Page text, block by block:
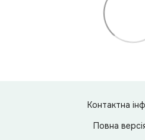
Контактна
Повна